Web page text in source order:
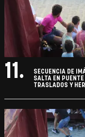
11.
SECUENCIA DE
SALTA EN
TRASLADOS Y